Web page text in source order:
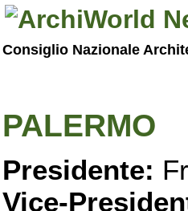
Consiglio Nazionale
PALERMO
Presidente:
Vice-